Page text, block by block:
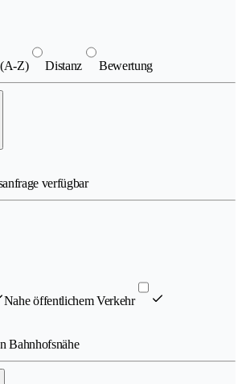
Z) Distanz Bewertung
verfügbar
Nahe öffentlichem Verkehr
Bahnhofsnähe